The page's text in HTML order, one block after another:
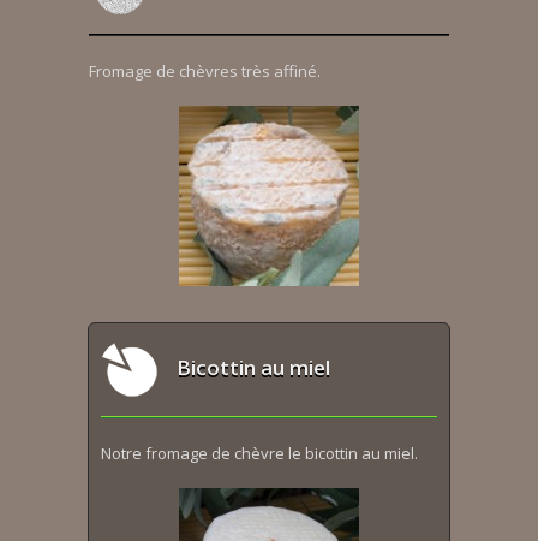
Fromage de chèvres très affiné.
Bicottin au miel
Notre fromage de chèvre le bicottin au miel.